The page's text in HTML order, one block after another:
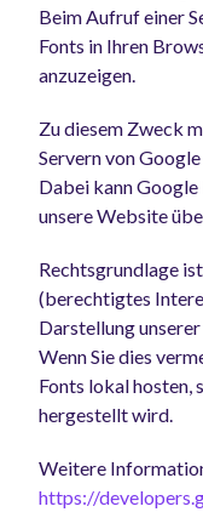
Beim Aufruf einer
Fonts in Ihren
anzuzeigen.
Zu diesem Zweck
Servern von
Dabei kann Google
unsere Website
Rechtsgrundlage
(berechtigtes
Darstellung
Wenn Sie dies
Fonts lokal hosten,
hergestellt wird.
Weitere
https://